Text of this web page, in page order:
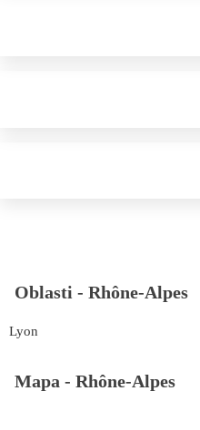
Oblasti - Rhône-Alpes
Lyon
Mapa - Rhône-Alpes